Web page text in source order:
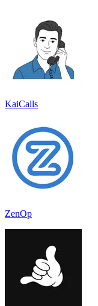
KaiCalls
ZenOp